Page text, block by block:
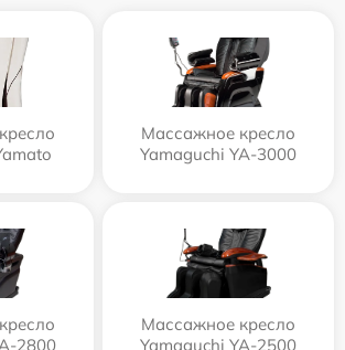
Массажное кресло
Yamaguchi YA-3000
2800
Массажное кресло
Yamaguchi YA-2500